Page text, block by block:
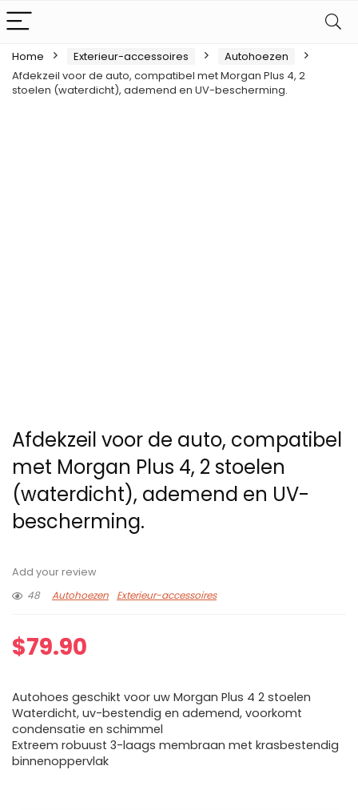
Home Exterieur-accessoires
Autohoezen
Afdekzeil voor de auto, compatibel met Morgan Plus 4, 2
stoelen (waterdicht), ademend en UV-bescherming.
Afdekzeil voor de auto, compatibel
met Morgan Plus 4, 2 stoelen
(waterdicht), ademend en UV-
bescherming.
Add your review
48
Autohoezen Exterieur-accessoires
$79.90
Autohoes geschikt voor uw Morgan Plus 4 2 stoelen
Waterdicht, uv-bestendig en ademend, voorkomt
condensatie en schimmel
Extreem robuust 3-laags membraan met krasbestendig
binnenoppervlak